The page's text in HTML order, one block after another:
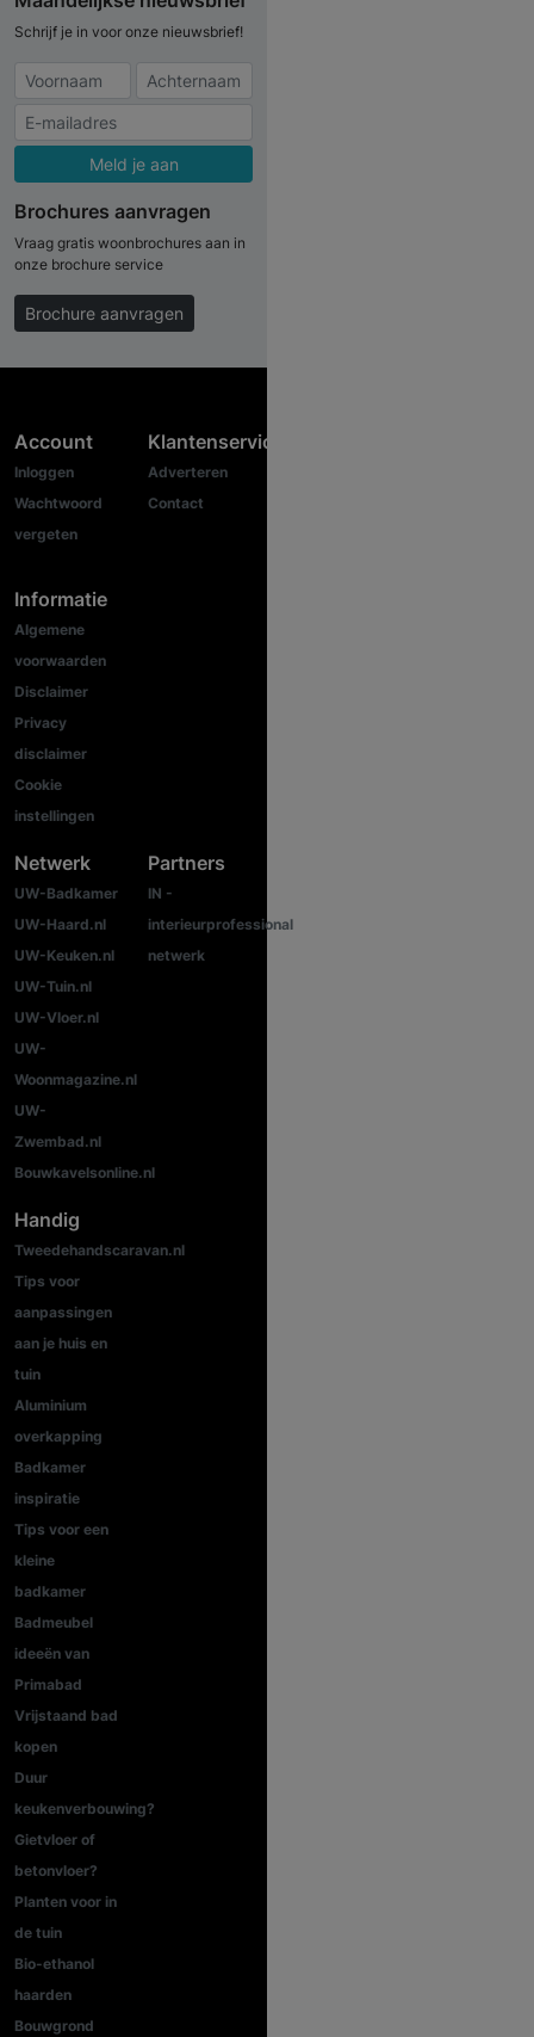
Schrijf je in voor onze nieuwsbrief!
Meld je aan
Brochures aanvragen
Vraag gratis woonbrochures aan in
onze brochure service
Brochure aanvragen
Account
Inloggen
Wachtwoord
vergeten
Informatie
Algemene
voorwaarden
Disclaimer
Privacy
disclaimer
Cookie
instellingen
Klantenservice
Adverteren
Contact
Netwerk
UW-Badkamer
UW-Haard.nl
UW-Keuken.nl
UW-Tuin.nl
UW-Vloer.nl
UW-
Woonmagazine.nl
UW-
Zwembad.nl
Bouwkavelsonline.nl
Partners
IN -
interieurprofessional
netwerk
Handig
Tweedehandscaravan.nl
Tips voor
aanpassingen
aan je huis en
tuin
Aluminium
overkapping
Badkamer
inspiratie
Tips voor een
kleine
badkamer
Badmeubel
ideeën van
Primabad
Vrijstaand bad
kopen
Duur
keukenverbouwing?
Gietvloer of
betonvloer?
Planten voor in
de tuin
Bio-ethanol
haarden
Bouwgrond